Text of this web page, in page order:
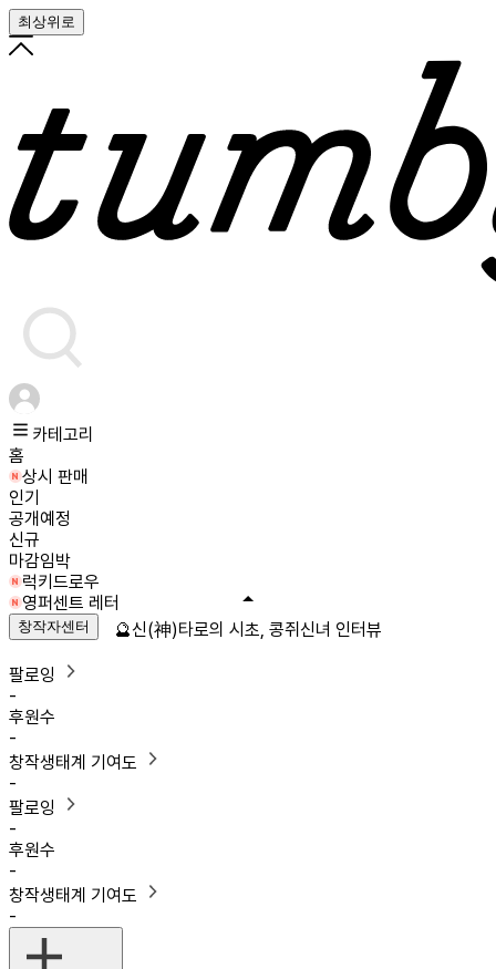
최상위로
카테고리
홈
상시 판매
인기
공개예정
신규
마감임박
럭키드로우
영퍼센트 레터
창작자센터
팔로잉
-
후원수
-
창작생태계 기여도
-
팔로잉
-
후원수
-
창작생태계 기여도
-
🔮신(神)타로의 시초, 콩쥐신녀 인터뷰